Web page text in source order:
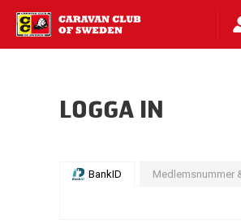
LOGGA IN
BankID Medlemsnummer